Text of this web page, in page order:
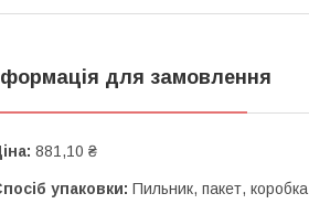
для замовлення
881,10 ₴
упаковки: Пильник, пакет, коробка